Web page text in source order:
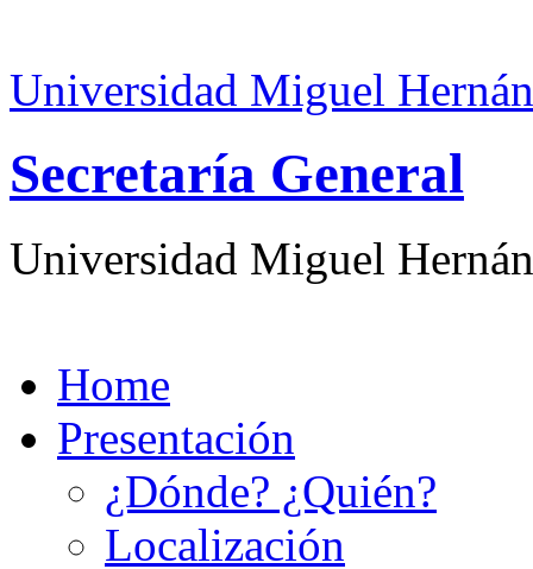
Universidad Miguel
Secretaría General
Universidad Miguel
Home
Presentación
¿Dónde? ¿Quién?
Localización